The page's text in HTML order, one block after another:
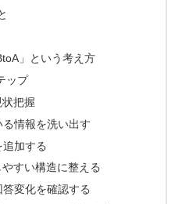
」という考え方
ップ
把握
情報を洗い出す
加する
すい構造に整える
変化を確認する